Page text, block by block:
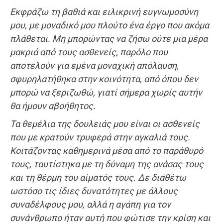
Εκφράζω τη βαθιά και ειλικρινή ευγνωμοσύνη
μου, με μοναδικό μου πλούτο ένα έργο που ακόμα
πλάθεται. Μη μπορώντας να ζήσω ούτε μια μέρα
μακριά από τους ασθενείς, παρόλο που
αποτελούν για εμένα μοναχική απόλαυση,
σφυρηλατήθηκα στην κοινότητα, από όπου δεν
μπορώ να ξεριζωθώ, γιατί σήμερα χωρίς αυτήν
θα ήμουν αβοήθητος.
Τα θεμέλια της δουλειάς μου είναι οι ασθενείς
που με κρατούν τρυφερά στην αγκαλιά τους.
Κοιτάζοντας καθημερινά μέσα από το παράθυρό
τους, ταυτίστηκα με τη δύναμη της ανάσας τους
και τη θέρμη του αίματός τους. Δε διαθέτω
ωστόσο τις ίδιες δυνατότητες με άλλους
συναδέλφους μου, αλλά η αγάπη για τον
συνάνθρωπο ήταν αυτή που φώτισε την κρίση και